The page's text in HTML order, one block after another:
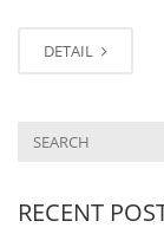
DETAIL
RECENT